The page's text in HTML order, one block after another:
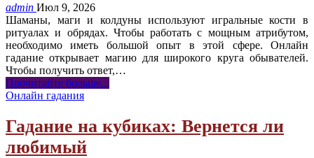
admin Июл 9, 2026
Шаманы, маги и колдуны используют игральные кости в
ритуалах и обрядах. Чтобы работать с мощным атрибутом,
необходимо иметь большой опыт в этой сфере. Онлайн
гадание открывает магию для широкого круга обывателей.
Чтобы получить ответ,…
Прочитайте больше...
Онлайн гадания
Гадание на кубиках: Вернется ли
любимый